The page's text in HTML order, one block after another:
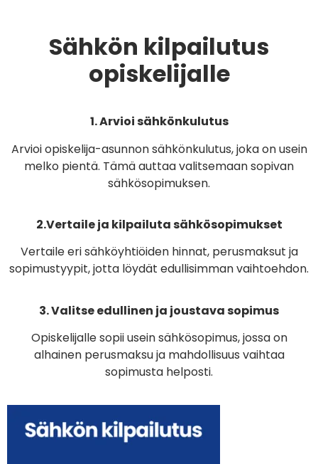
Sähkön kilpailutus
opiskelijalle
1. Arvioi sähkönkulutus
Arvioi opiskelija-asunnon sähkönkulutus, joka on usein
melko pientä. Tämä auttaa valitsemaan sopivan
sähkösopimuksen.
2.Vertaile ja kilpailuta sähkösopimukset
Vertaile eri sähköyhtiöiden hinnat, perusmaksut ja
sopimustyypit, jotta löydät edullisimman vaihtoehdon.
3. Valitse edullinen ja joustava sopimus
Opiskelijalle sopii usein sähkösopimus, jossa on
alhainen perusmaksu ja mahdollisuus vaihtaa
sopimusta helposti.